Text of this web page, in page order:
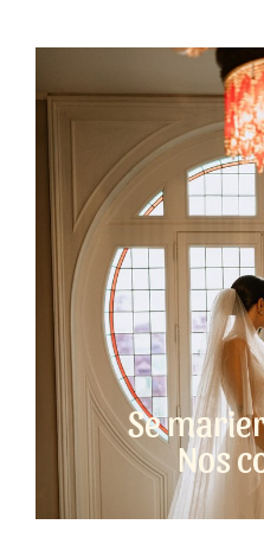
Se
Nos